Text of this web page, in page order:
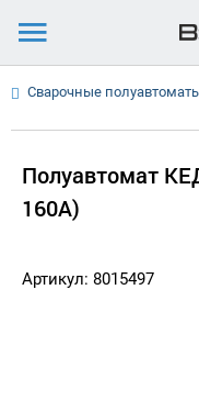
Сварочные
Полуавтомат
160А)
Артикул: 8015497